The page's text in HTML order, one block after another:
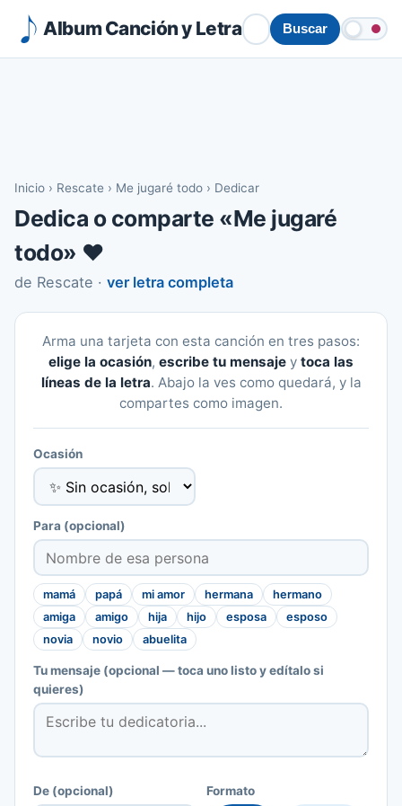
Album Canción y Letra Buscar
Inicio › Rescate › Me jugaré todo › Dedicar
Dedica o comparte «Me jugaré
todo» ❤️
de Rescate · ver letra completa
Arma una tarjeta con esta canción en tres pasos:
elige la ocasión, escribe tu mensaje y toca las
líneas de la letra. Abajo la ves como quedará, y la
compartes como imagen.
Ocasión
Para (opcional)
mamá papá mi amor hermana
hermano
amiga
amigo hija hijo esposa
esposo
novia
novio abuelita
Tu mensaje (opcional — toca uno listo y edítalo si
quieres)
De (opcional) Formato